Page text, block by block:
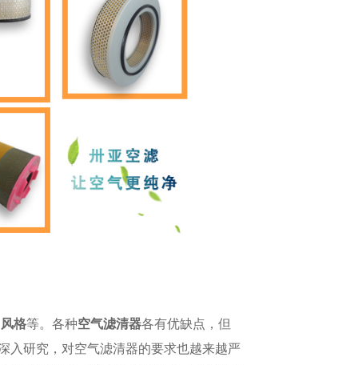
风格等。 各种空气滤清器各有优缺点，但
入研究，对空气滤清器的要求也越来越严